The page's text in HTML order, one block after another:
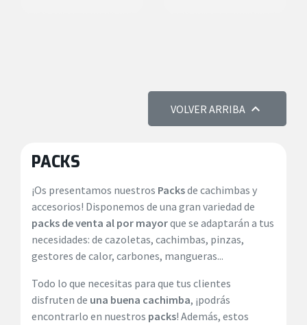
VOLVER ARRIBA 
PACKS
¡Os presentamos nuestros Packsde cachimbas y
accesorios! Disponemos de una gran variedad de
packs de venta al por mayorque se adaptarán a tus
necesidades: de cazoletas, cachimbas, pinzas,
gestores de calor, carbones, mangueras...
Todo lo que necesitas para que tus clientes
disfruten de una buena cachimba, ¡podrás
encontrarlo en nuestros packs! Además, estos